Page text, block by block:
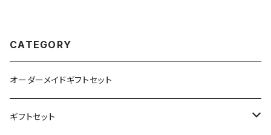
CATEGORY
オーダーメイドギフトセット
ギフトセット